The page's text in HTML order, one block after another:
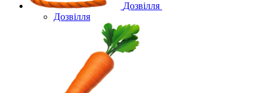
Дозвілля
Дозвілля